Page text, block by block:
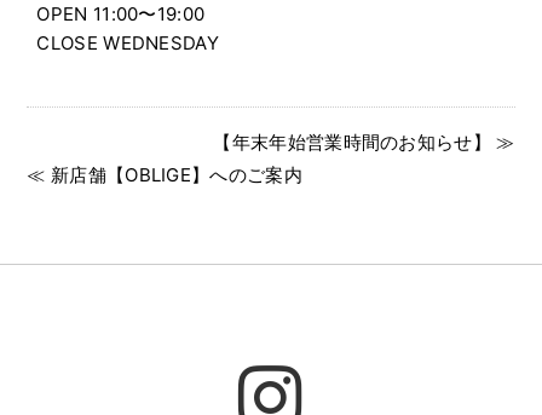
OPEN 11:00〜19:00
CLOSE WEDNESDAY
【年末年始営業時間のお知らせ】 ≫
≪ 新店舗【OBLIGE】へのご案内